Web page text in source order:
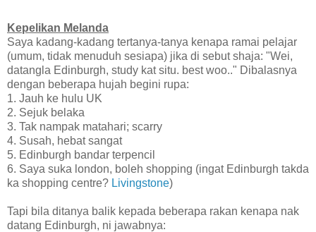
Kepelikan Melanda
Saya kadang-kadang tertanya-tanya kenapa ramai pelajar
(umum, tidak menuduh sesiapa) jika di sebut shaja: "Wei,
datangla Edinburgh, study kat situ. best woo.." Dibalasnya
dengan beberapa hujah begini rupa:
1. Jauh ke hulu UK
2. Sejuk belaka
3. Tak nampak matahari; scarry
4. Susah, hebat sangat
5. Edinburgh bandar terpencil
6. Saya suka london, boleh shopping (ingat Edinburgh takda
ka shopping centre? Livingstone)
Tapi bila ditanya balik kepada beberapa rakan kenapa nak
datang Edinburgh, ni jawabnya: